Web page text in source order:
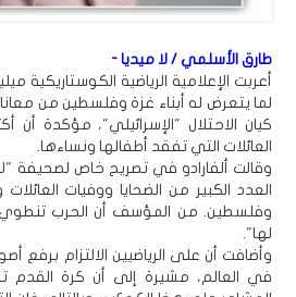
طارق الأسلمي / لا ميديا -
أعربت الإعلامية الرياضية الكوستاريكية
لما يتعرض له أبناء غزة وفلسطين من
كيان الاحتلال "الإسرائيلي"، مؤكدة
العائلات التي تفقد أطفالها ونساءها.
وقالت ألفارادو في تصريح خاص لصحيفة
العدد الكبير من الضحايا ووفيات
وفلسطين. من المؤسف أن الحرب تنطوي
لها".
وأضافت أن على الرياضيين الالتزام برفع
في العالم، مشيرة إلى أن كرة القدم